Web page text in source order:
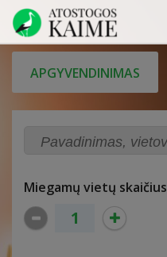
APGYVENDINIMAS
Miegamų vietų skaičius